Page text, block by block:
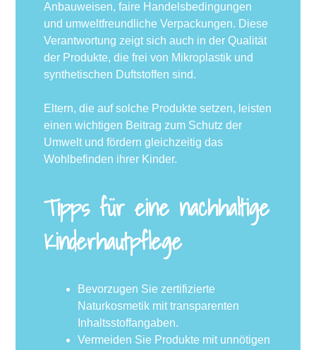
Anbauweisen, faire Handelsbedingungen
und umweltfreundliche Verpackungen. Diese
Verantwortung zeigt sich auch in der Qualität
der Produkte, die frei von Mikroplastik und
synthetischen Duftstoffen sind.
Eltern, die auf solche Produkte setzen, leisten
einen wichtigen Beitrag zum Schutz der
Umwelt und fördern gleichzeitig das
Wohlbefinden ihrer Kinder.
Tipps für eine nachhaltige
Kinderhautpflege
Bevorzugen Sie zertifizierte
Naturkosmetik mit transparenten
Inhaltsstoffangaben.
Vermeiden Sie Produkte mit unnötigen